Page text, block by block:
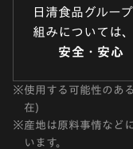
日清食品グルー
組みについては
安全・安心
※使用する可能性のあ
在)
※産地は原料事情など
います。